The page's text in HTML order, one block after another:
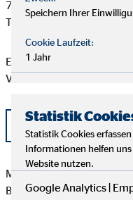
70174 Stuttgart
Tel: +49 711 20050
Eine aktuelle Auflistung
Vermögensberatung AG
Liste OVB
Michael Tischler besitzt
Beteiligungen von über
Speichern Ihrer
Cookie Laufzeit:
1 Jahr
Statistik
Statistik Cookies
Informationen helfen
Website nutzen.
Google Analytics |